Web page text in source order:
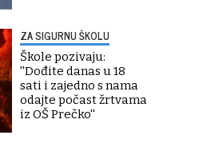
ZA SIGURNU ŠKOLU
Škole pozivaju:
''Dođite danas u 18
sati i zajedno s nama
odajte počast žrtvama
iz OŠ Prečko''